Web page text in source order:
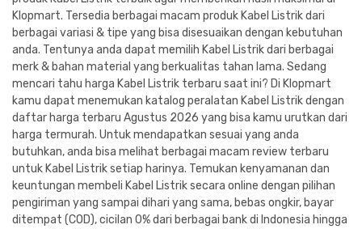
Klopmart. Tersedia berbagai macam produk Kabel Listrik dari
berbagai variasi & tipe yang bisa disesuaikan dengan kebutuhan
anda. Tentunya anda dapat memilih Kabel Listrik dari berbagai
merk & bahan material yang berkualitas tahan lama. Sedang
mencari tahu harga Kabel Listrik terbaru saat ini? Di Klopmart
kamu dapat menemukan katalog peralatan Kabel Listrik dengan
daftar harga terbaru Agustus 2026 yang bisa kamu urutkan dari
harga termurah. Untuk mendapatkan sesuai yang anda
butuhkan, anda bisa melihat berbagai macam review terbaru
untuk Kabel Listrik setiap harinya. Temukan kenyamanan dan
keuntungan membeli Kabel Listrik secara online dengan pilihan
pengiriman yang sampai dihari yang sama, bebas ongkir, bayar
ditempat (COD), cicilan 0% dari berbagai bank di Indonesia hingga